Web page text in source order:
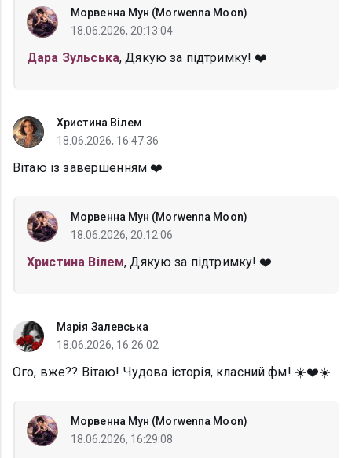
Морвенна Мун (Morwenna Moon)
18.06.2026, 20:13:04
Дара Зульська, Дякую за підтримку! ❤️
Христина Вілем
18.06.2026, 16:47:36
Вітаю із завершенням ❤️
Морвенна Мун (Morwenna Moon)
18.06.2026, 20:12:06
Христина Вілем, Дякую за підтримку! ❤️
Марія Залевська
18.06.2026, 16:26:02
Ого, вже?? Вітаю! Чудова історія, класний фм! ☀️❤️☀️
Морвенна Мун (Morwenna Moon)
18.06.2026, 16:29:08